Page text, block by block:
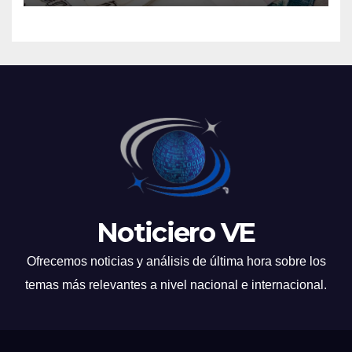
Noticiero VE
Ofrecemos noticias y análisis de última hora sobre los
temas más relevantes a nivel nacional e internacional.